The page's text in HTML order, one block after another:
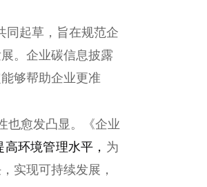
同起草，旨在规范企
。企业碳信息披露
够帮助企业更准
也愈发凸显。《企业
高环境管理水平 ， 为
实现可持续发展，